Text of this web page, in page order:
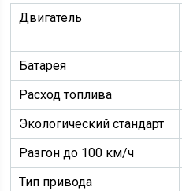
Двигатель
Батарея
Расход топлива
Экологический стандарт
Разгон до 100 км/ч
Тип привода